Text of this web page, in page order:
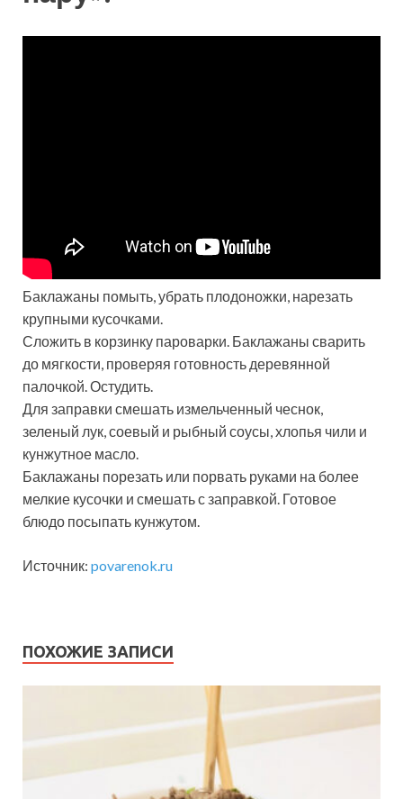
Баклажаны помыть, убрать плодоножки, нарезать
крупными кусочками.
Сложить в корзинку пароварки. Баклажаны сварить
до мягкости, проверяя готовность деревянной
палочкой. Остудить.
Для заправки смешать измельченный чеснок,
зеленый лук, соевый и рыбный соусы, хлопья чили и
кунжутное масло.
Баклажаны порезать или порвать руками на более
мелкие кусочки и смешать с заправкой. Готовое
блюдо посыпать кунжутом.
Источник: povarenok.ru
ПОХОЖИЕ ЗАПИСИ